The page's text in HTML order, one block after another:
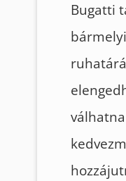
Bugatti